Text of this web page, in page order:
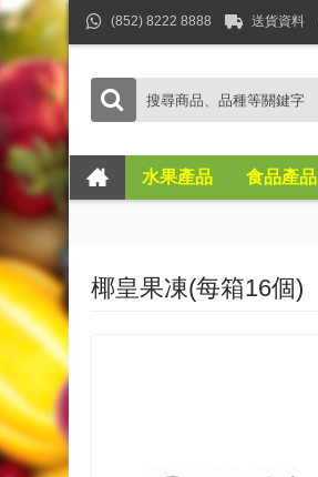
(852) 8222 8888 送貨資料
水果產品 食品產品
椰皇果凍(每箱16個)